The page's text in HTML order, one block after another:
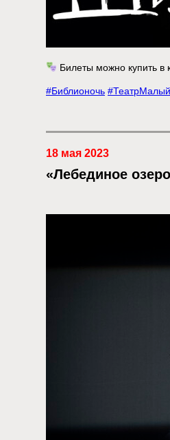
Билеты можно купить в
#Библионочь #ТеатрМалый
18 мая 2023
«Лебединое